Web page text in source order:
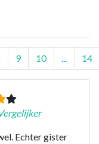
9 10 14
Echter gister